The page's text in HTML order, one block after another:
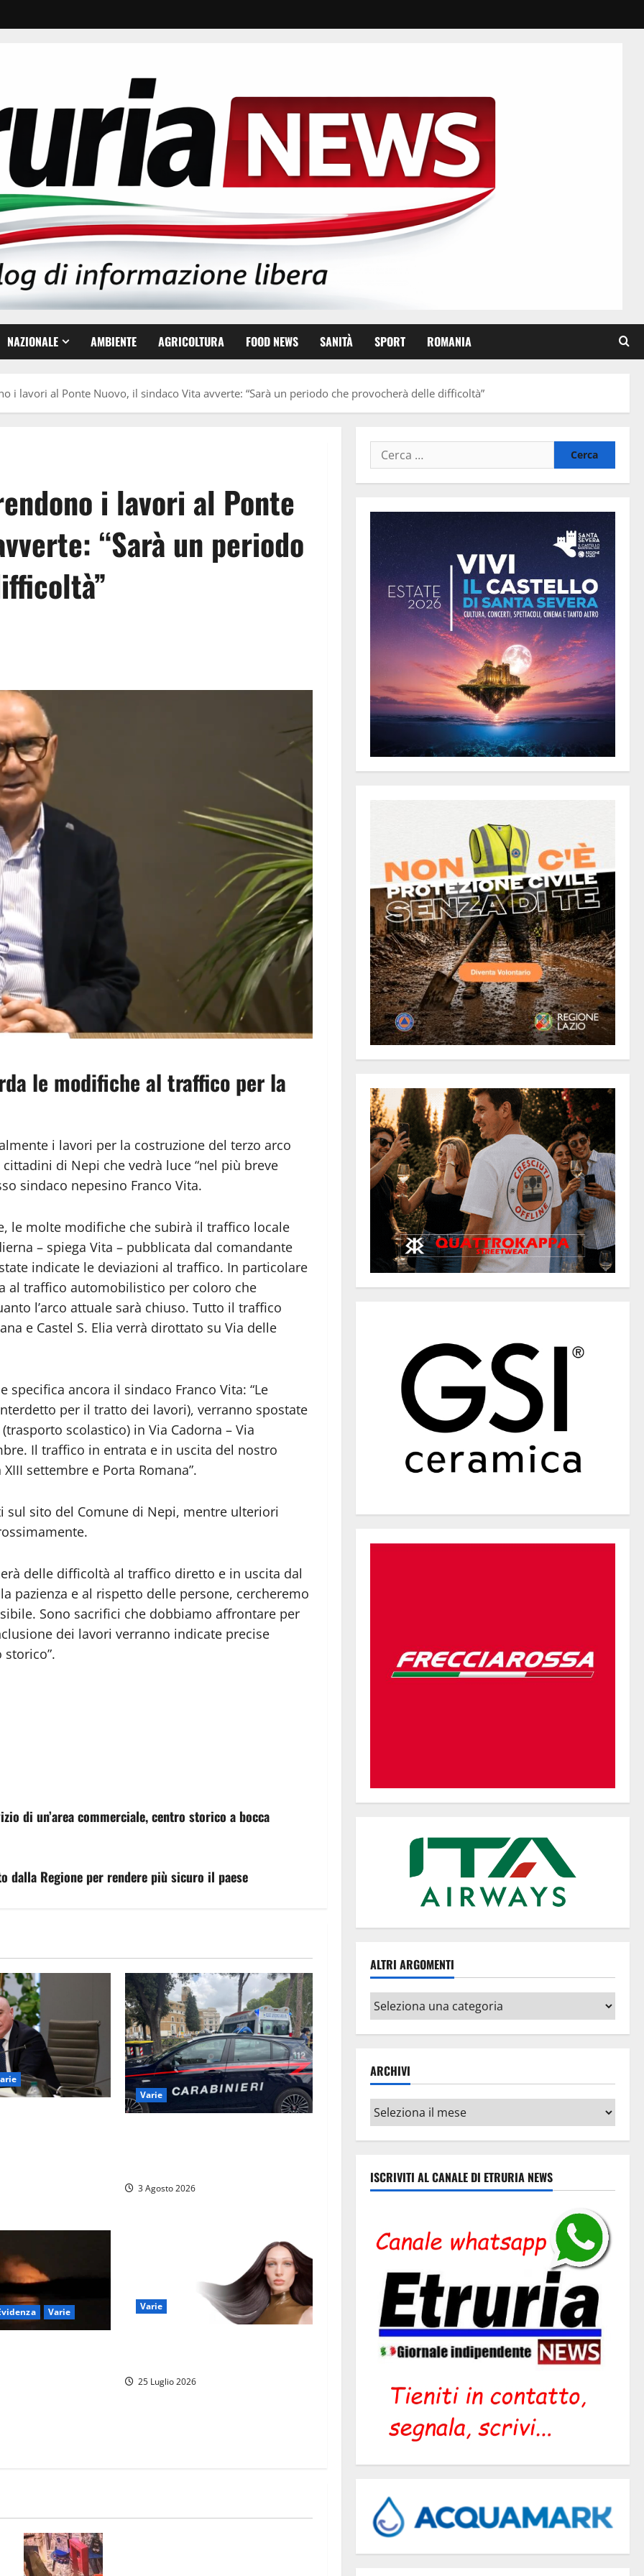
NAZIONALE AMBIENTE AGRICOLTURA FOOD NEWS SANITÀ SPORT ROMANIA
i lavori al Ponte Nuovo, il sindaco Vita avverte: “Sarà un periodo che provocherà delle difficoltà”
i lavori al Ponte
“Sarà un periodo
le modifiche al traffico per la
i lavori per la costruzione del terzo arco
di Nepi che vedrà luce “nel più breve
sindaco nepesino Franco Vita.
le molte modifiche che subirà il traffico locale
– spiega Vita – pubblicata dal comandante
indicate le deviazioni al traffico. In particolare
al traffico automobilistico per coloro che
l’arco attuale sarà chiuso. Tutto il traffico
e Castel S. Elia verrà dirottato su Via delle
ancora il sindaco Franco Vita: “Le
per il tratto dei lavori), verranno spostate
scolastico) in Via Cadorna – Via
Il traffico in entrata e in uscita del nostro
settembre e Porta Romana”.
sito del Comune di Nepi, mentre ulteriori
delle difficoltà al traffico diretto e in uscita dal
pazienza e al rispetto delle persone, cercheremo
Sono sacrifici che dobbiamo affrontare per
dei lavori verranno indicate precise
di un’area commerciale, centro storico a bocca
dalla Regione per rendere più sicuro il paese
Varie
3 Agosto 2026
Varie
Varie
25 Luglio 2026
Ricerca
per:
ALTRI ARGOMENTI
Altri
argomenti
ARCHIVI
Archivi
ISCRIVITI AL CANALE DI ETRURIA NEWS